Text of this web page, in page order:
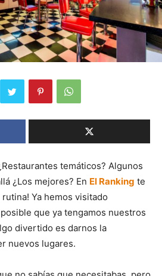
temáticos? Algunos
¿Los mejores? En El Ranking te
Ya hemos visitado
que ya tengamos nuestros
divertido es darnos la
nuevos lugares.